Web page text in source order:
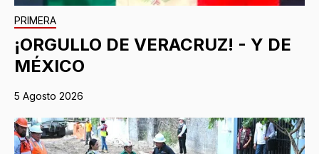
PRIMERA
¡ORGULLO DE VERACRUZ! - Y DE
MÉXICO
5 Agosto 2026